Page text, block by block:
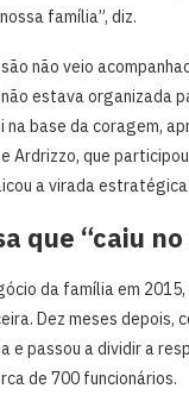
família”, diz.
não veio
estava organizada
na base da coragem,
Ardrizzo, que
a virada
que “caiu no
da família em
Dez meses depois,
e passou a dividir a
de 700 funcionários.